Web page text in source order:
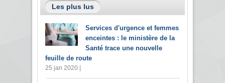
Les plus lus
Services d'urgence et femmes
enceintes : le ministère de la
Santé trace une nouvelle
feuille de route
25 jan 2020 |